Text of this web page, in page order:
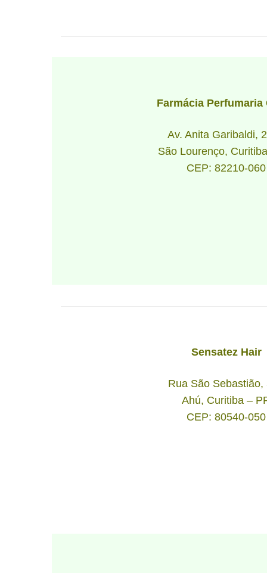
Farmácia Perfumaria
Av. Anita Garibaldi,
São Lourenço,
CEP: 82210-060
Sensatez Hair
Rua São Sebastião,
Ahú, Curitiba –
CEP: 80540-050